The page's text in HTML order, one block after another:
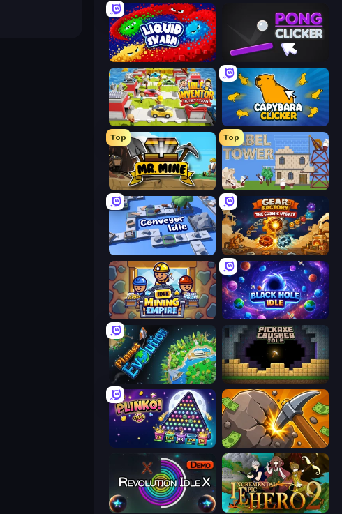
Liquid Swarm Pong Clicker
Idle Inventor Capybara Clicker
Top
Mr. Mine
Top
Babel Tower
Conveyor Idle Gear Factory
Idle Mining Empire Black Hole Idle
Planet Evolution: Idle Clicker Pickaxe Crusher Idle
PLINKO! Mine Clicker
Revolution Idle X Incremental Epic Hero 2